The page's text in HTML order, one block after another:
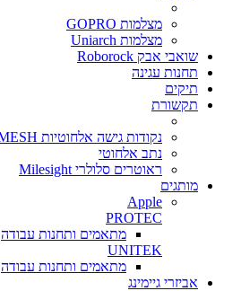
מצלמות GOPRO
מצלמות Uniarch
שואבי אבק Roborock
תחנות עגינה
תיקים
תקשורת
נקודות גישה אלחוטיות MESH
נתב אלחוטי
ראוטרים סלולרי Milesight
מותגים
Apple
PROTEC
מתאמים ותחנות עבודה
UNITEK
מתאמים ותחנות עבודה
אביזרי גיימינג